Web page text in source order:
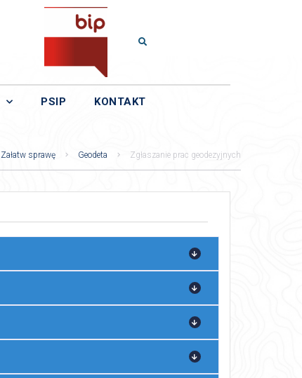
PSIP KONTAKT
Załatw sprawę Geodeta Zgłaszanie prac geodezyjnych